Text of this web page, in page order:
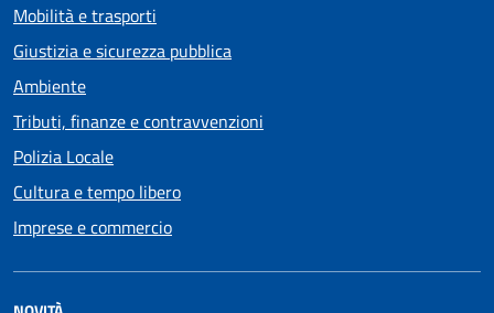
Mobilità e trasporti
Giustizia e sicurezza pubblica
Ambiente
Tributi, finanze e contravvenzioni
Polizia Locale
Cultura e tempo libero
Imprese e commercio